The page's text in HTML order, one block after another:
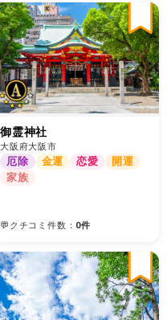
御霊神社
大阪府大阪市
厄除 金運 恋愛
開運
家族
💬クチコミ件数： 0件